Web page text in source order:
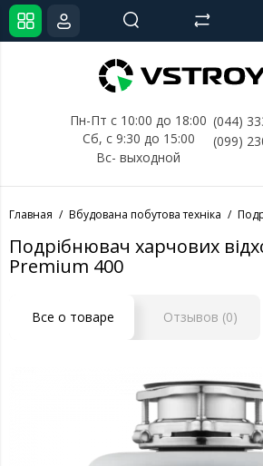
Пн-Пт с 10:00 до 18:00
Сб, с 9:30 до 15:00
Вс- выходной
(044)
(099)
Главная Вбудована побутова техніка
Подрібнювач харчових
Premium 400
Все о товаре Отзывов (0)